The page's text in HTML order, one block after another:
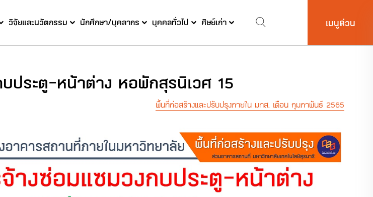
วิจัยและนวัตกรรม นักศึกษา/บุคลากร บุคคลทั่วไป ศิษย์เก่า เมนูด่วน
ประตู-หน้าต่าง หอพักสุรนิเวศ 15
พื้นที่ก่อสร้างและปรับปรุงภายใน มทส. เดือน กุมภาพันธ์ 2565